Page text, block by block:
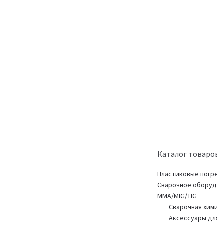
Каталог
Пластиковые
Сварочное
MMA/MIG/TIG
Сварочная
Аксессуары